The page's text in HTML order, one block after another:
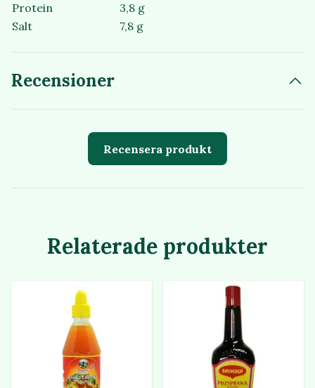
Protein
3,8 g
Salt
7,8 g
Recensioner
Recensera produkt
Relaterade produkter